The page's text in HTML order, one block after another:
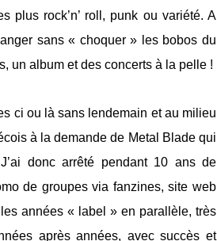
plus rock’n’ roll, punk ou variété. A
sans « choquer » les bobos du
un album et des concerts à la pelle !
ci ou là sans lendemain et au milieu
à la demande de Metal Blade qui
donc arrêté pendant 10 ans de
de groupes via fanzines, site web
années « label » en parallèle, très
après années, avec succès et